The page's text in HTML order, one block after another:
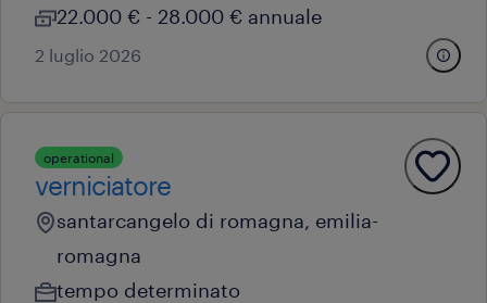
22.000 € - 28.000 € annuale
2 luglio 2026
operational
verniciatore
santarcangelo di romagna, emilia-
romagna
tempo determinato